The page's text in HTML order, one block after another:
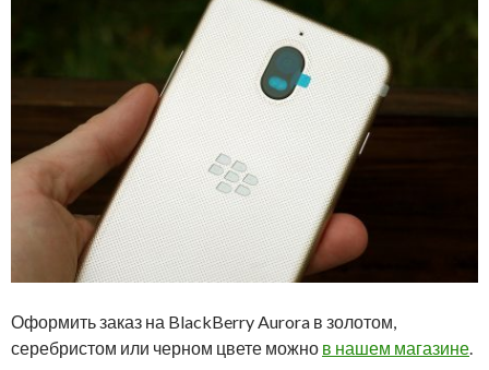
Оформить заказ на BlackBerry Aurora в золотом,
серебристом или черном цвете можно в нашем магазине.